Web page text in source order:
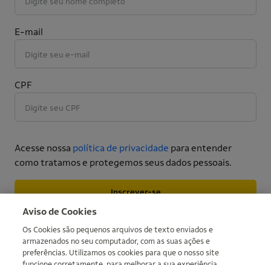
E-mail
CPF
Acesse nossa política de privacidade para entender
como tratamos e protegemos seus dados pessoais.
Inscrever-se
Aviso de Cookies
Os Cookies são pequenos arquivos de texto enviados e
armazenados no seu computador, com as suas ações e
preferências. Utilizamos os cookies para que o nosso site